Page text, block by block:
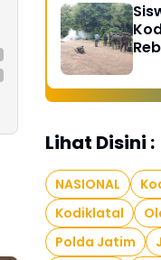
Lihat Disini :
NASIONAL
Kodiklatal
Polda Jatim